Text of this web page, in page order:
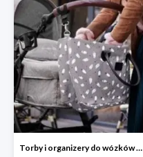
Torby i organizery do wózków w Smyku do -50%